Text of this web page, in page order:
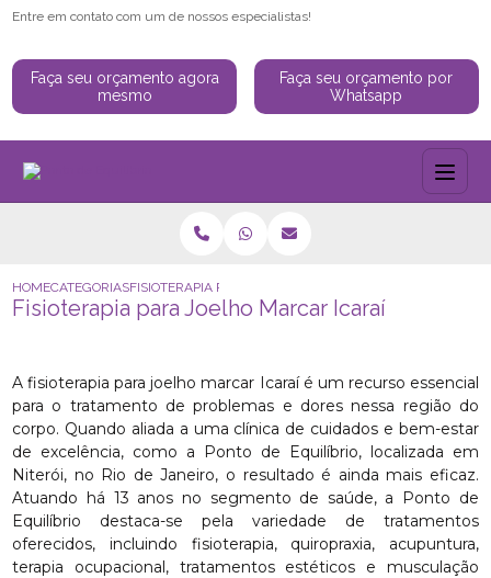
Entre em contato com um de nossos especialistas!
Faça seu orçamento agora
mesmo
Faça seu orçamento por
Whatsapp
HOMECATEGORIASFISIOTERAPIA PARA JOELHO MARCAR ICARAÍ
Fisioterapia para Joelho Marcar Icaraí
A fisioterapia para joelho marcar Icaraí é um recurso essencial
para o tratamento de problemas e dores nessa região do
corpo. Quando aliada a uma clínica de cuidados e bem-estar
de excelência, como a Ponto de Equilíbrio, localizada em
Niterói, no Rio de Janeiro, o resultado é ainda mais eficaz.
Atuando há 13 anos no segmento de saúde, a Ponto de
Equilíbrio destaca-se pela variedade de tratamentos
oferecidos, incluindo fisioterapia, quiropraxia, acupuntura,
terapia ocupacional, tratamentos estéticos e musculação